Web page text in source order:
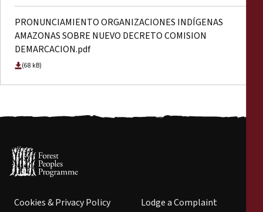
PRONUNCIAMIENTO ORGANIZACIONES INDÍGENAS
AMAZONAS SOBRE NUEVO DECRETO COMISION
DEMARCACION.pdf
(68 kB)
Cookies & Privacy Policy
Lodge a Complaint